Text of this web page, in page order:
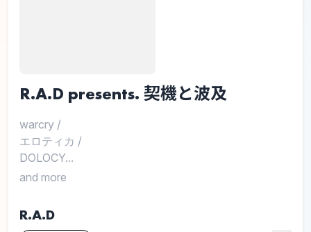
R.A.D presents. 契機と波及
warcry /
エロティカ /
DOLOCY...
and more
R.A.D